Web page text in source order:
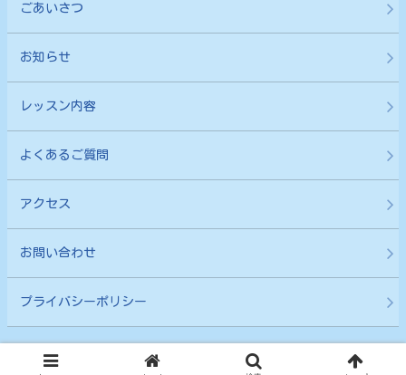
ごあいさつ
お知らせ
レッスン内容
よくあるご質問
アクセス
お問い合わせ
プライバシーポリシー
© 2023 SATOKOのヴァイオリン教室.